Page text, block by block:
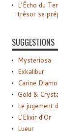
L’Écho du
trésor se
SUGGESTIONS
Mysteriosa
Exkalibur
Carine
Gold &
Le jugement
L’Elixir d’Or
Lueur